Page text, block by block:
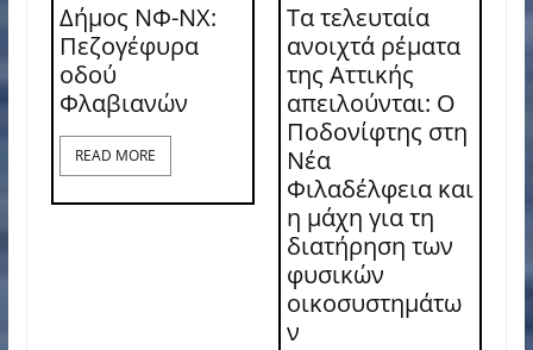
Δήμος ΝΦ-ΝΧ:
Πεζογέφυρα
οδού
Φλαβιανών
READ MORE
Τα τελευταία
ανοιχτά ρέματα
της Αττικής
απειλούνται: Ο
Ποδονίφτης στη
Νέα
Φιλαδέλφεια και
η μάχη για τη
διατήρηση των
φυσικών
οικοσυστημάτω
ν